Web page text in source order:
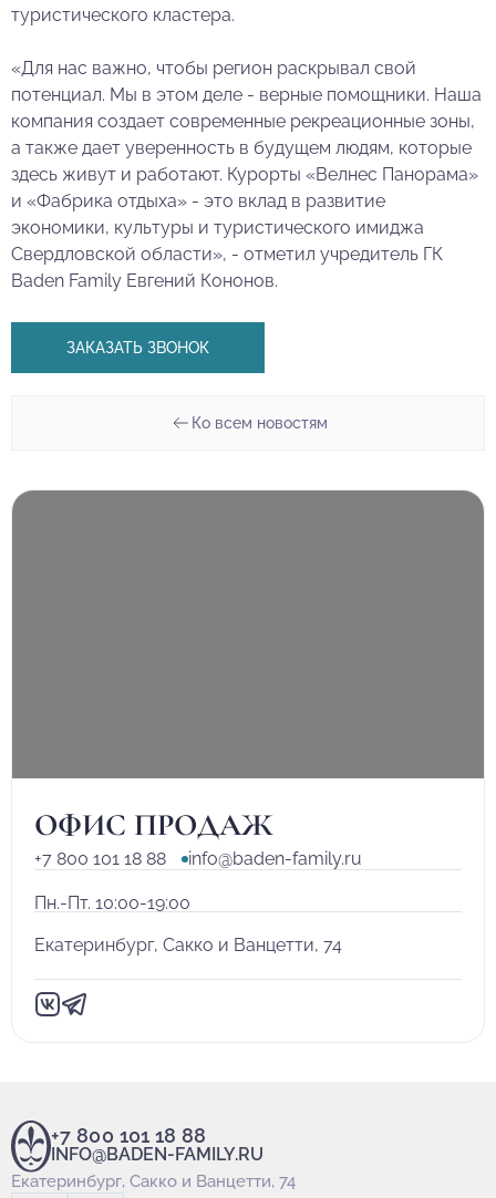
туристического кластера.
«Для нас важно, чтобы регион раскрывал свой
потенциал. Мы в этом деле - верные помощники. Наша
компания создает современные рекреационные зоны,
а также дает уверенность в будущем людям, которые
здесь живут и работают. Курорты «Велнес Панорама»
и «Фабрика отдыха» - это вклад в развитие
экономики, культуры и туристического имиджа
Свердловской области», - отметил учредитель ГК
Baden Family Евгений Кононов.
ЗАКАЗАТЬ ЗВОНОК
Ко всем новостям
ОФИС ПРОДАЖ
+7 800 101 18 88 info@baden-family.ru
Пн.-Пт. 10:00-19:00
Екатеринбург, Сакко и Ванцетти, 74
+7 800 101 18 88
INFO@BADEN-FAMILY.RU
Екатеринбург, Сакко и Ванцетти, 74